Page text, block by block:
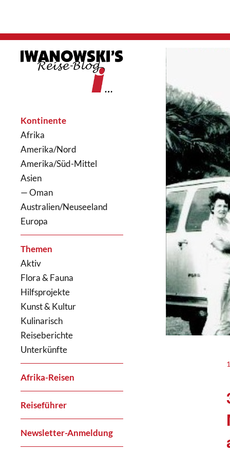
Kontinente
Afrika
Amerika/Nord
Amerika/Süd-Mittel
Asien
— Oman
Australien/Neuseeland
Europa
Themen
Aktiv
Flora & Fauna
Hilfsprojekte
Kunst & Kultur
Kulinarisch
Reiseberichte
Unterkünfte
Afrika-Reisen
Reiseführer
Newsletter-Anmeldung